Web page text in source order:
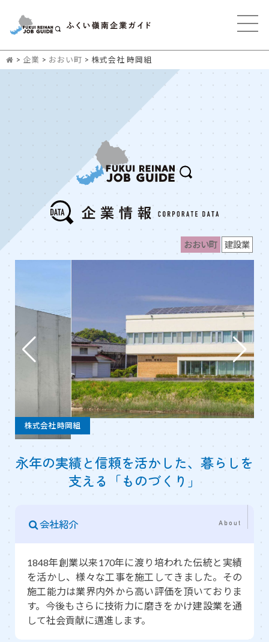
> 企業 > おおい町 > 株式会社 時岡組
おおい町 建設業
株式会社 時岡組
永年の実績と信頼を活かした、暮らしを
支える「ものづくり」
会社紹介
1848年創業以来170年に渡り培われた伝統と実績
を活かし、様々な工事を施工してきました。その
施工能力は業界内外から高い評価を頂いておりま
す。今後もさらに技術力に磨きをかけ建設業を通
して社会貢献に邁進します。